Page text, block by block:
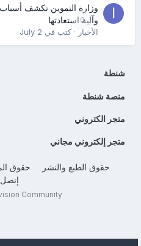
0
وزارة التموين تكشف أسباب
وآلية استعادتها
الأخبار· كتب في July 2
شنطة
منصة شنطة
متجر الكتروني
متجر إلكتروني مجاني
حقوق الطبع والنشر حقوق
إتصل
Community